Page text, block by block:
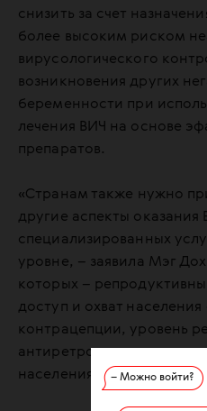
– Можно войти?
снизить за счет
более высоким риском
вирусологического
возникновения других
беременности при
лечения ВИЧ на основе
препаратов.
«Странам также нужно
другие аспекты оказания
специализированных
уровне, – заявила Мэг
которых –
доступ и охват
контрацепции, уровень
антиретровирусным
населения к лечению ВИЧ».